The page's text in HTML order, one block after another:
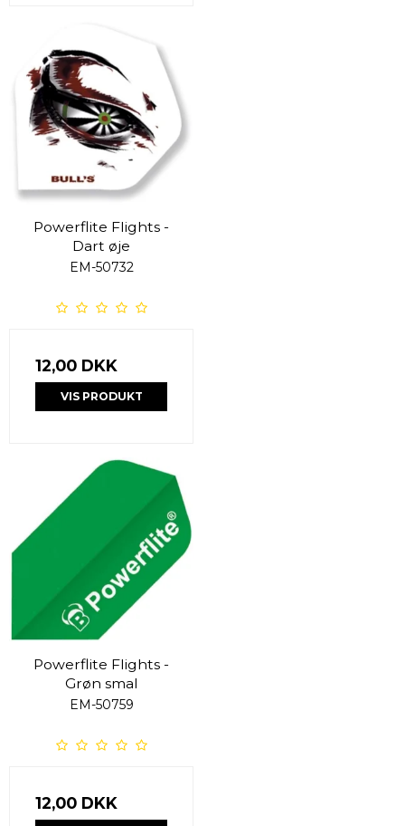
Powerflite Flights -
Dart øje
EM-50732
12,00 DKK
VIS PRODUKT
Powerflite Flights -
Grøn smal
EM-50759
12,00 DKK